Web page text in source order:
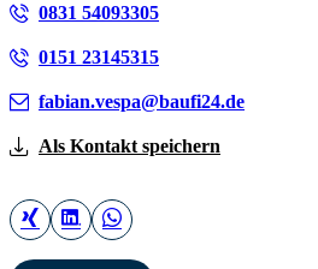
0831 54093305
0151 23145315
fabian.vespa@baufi24.de
Als Kontakt speichern